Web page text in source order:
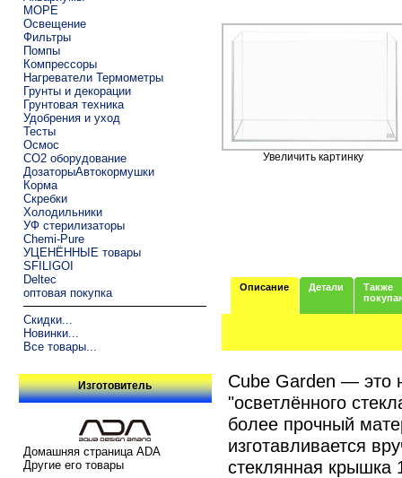
МОРЕ
Освещение
Фильтры
Помпы
Компрессоры
Нагреватели Термометры
Грунты и декорации
Грунтовая техника
Удобрения и уход
Тесты
Осмос
CO2 оборудование
ДозаторыАвтокормушки
Корма
Скребки
Холодильники
УФ стерилизаторы
Chemi-Pure
УЦЕНЁННЫЕ товары
SFILIGOI
Deltec
оптовая покупка
Скидки...
Новинки...
Все товары...
Изготовитель
Домашняя страница ADA
Другие его товары
Увеличить картинку
Описание Детали
Также
Cube Garden — это
"осветлённого
более прочный
изготавливается
стеклянная крышка